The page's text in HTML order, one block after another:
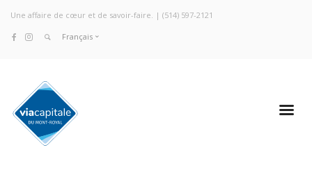
Une affaire de cœur et de savoir-faire. | (514) 597-2121
Français